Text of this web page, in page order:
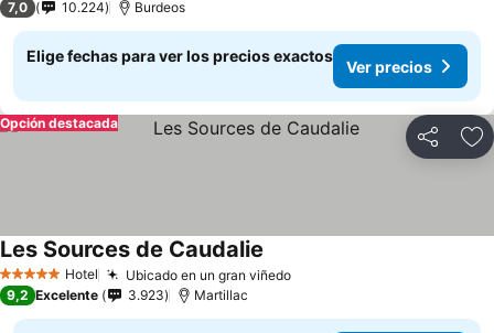
7,0
10.224 Burdeos
Elige fechas para ver los precios exactos
Ver precios
Compartir
Opción destacada
5 Estrellas Hotel Ubicado en un gran viñedo
Les Sources de Caudalie
9,2 Excelente 3.923 Martillac